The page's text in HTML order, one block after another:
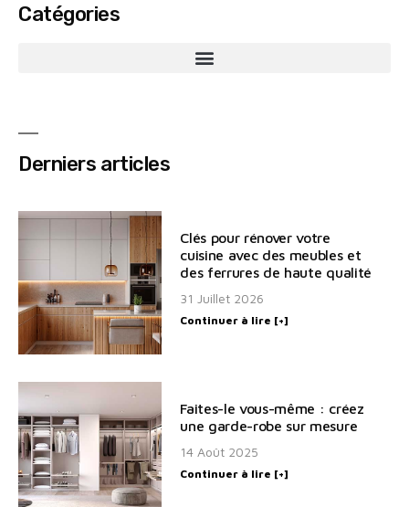
Catégories
Derniers articles
Clés pour rénover votre
cuisine avec des meubles et
des ferrures de haute qualité
31 Juillet 2026
Continuer à lire [+]
Faites-le vous-même : créez
une garde-robe sur mesure
14 Août 2025
Continuer à lire [+]